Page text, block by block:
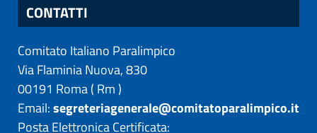
CONTATTI
Comitato Italiano Paralimpico
Via Flaminia Nuova, 830
00191 Roma( Rm)
Email:segreteriagenerale@comitatoparalimpico.it
Posta Elettronica Certificata: